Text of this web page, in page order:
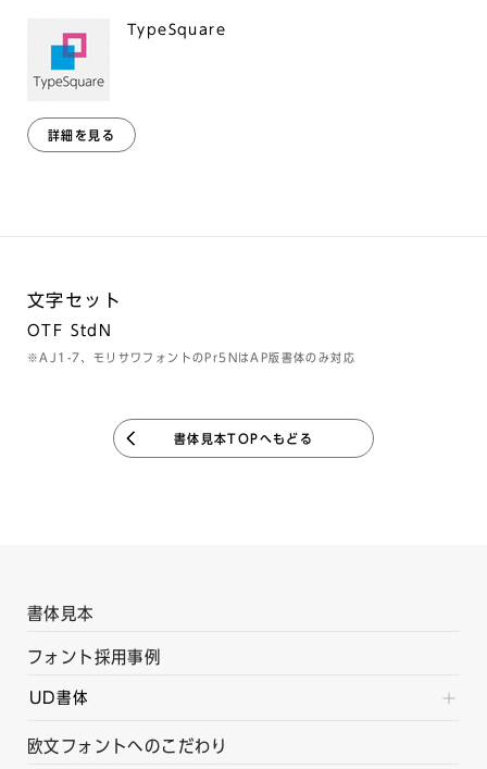
TypeSquare
詳細を見る
文字セット
OTF StdN
※AJ1-7、モリサワフォントのPr5NはAP版書体のみ対応
書体見本TOPへもどる
書体見本
フォント採用事例
UD書体
欧文フォントへのこだわり